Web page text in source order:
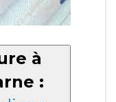
à
: